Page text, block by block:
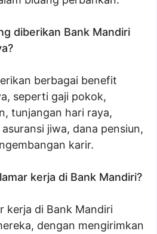
diberikan Bank Mandiri
berbagai benefit
seperti gaji pokok,
tunjangan hari raya,
jiwa, dana pensiun,
karir.
kerja di Bank Mandiri?
kerja di Bank Mandiri
dengan mengirimkan